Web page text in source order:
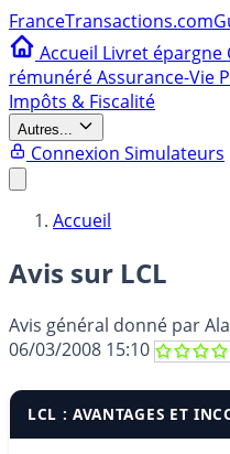
FranceTransactions.com
Accueil Livret épargne
rémunéréAssurance-Vie
Impôts & Fiscalité
Autres...
Connexion Simulateurs
Accueil
Avis sur LCL
Avis général donné par
06/03/2008 15:10
LCL : AVANTAGES ET